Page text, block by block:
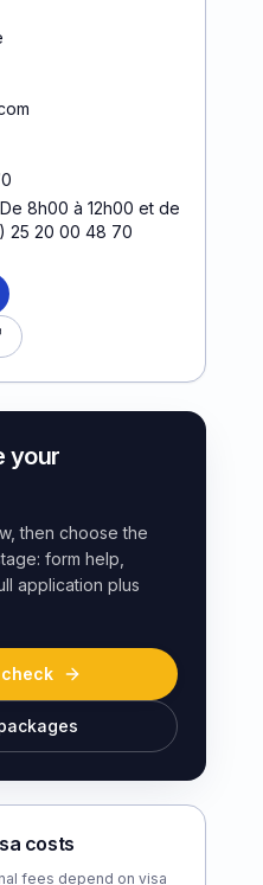
8h00 à 12h00 et de
25 20 00 48 70
your
then choose the
form help,
application plus
costs
fees depend on visa